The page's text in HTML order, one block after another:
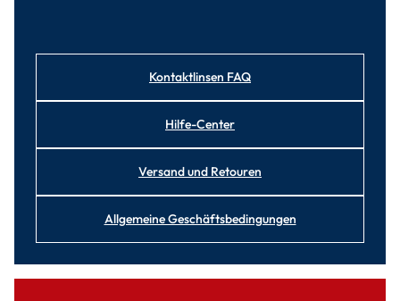
Kontaktlinsen FAQ
Hilfe-Center
Versand und Retouren
Allgemeine Geschäftsbedingungen